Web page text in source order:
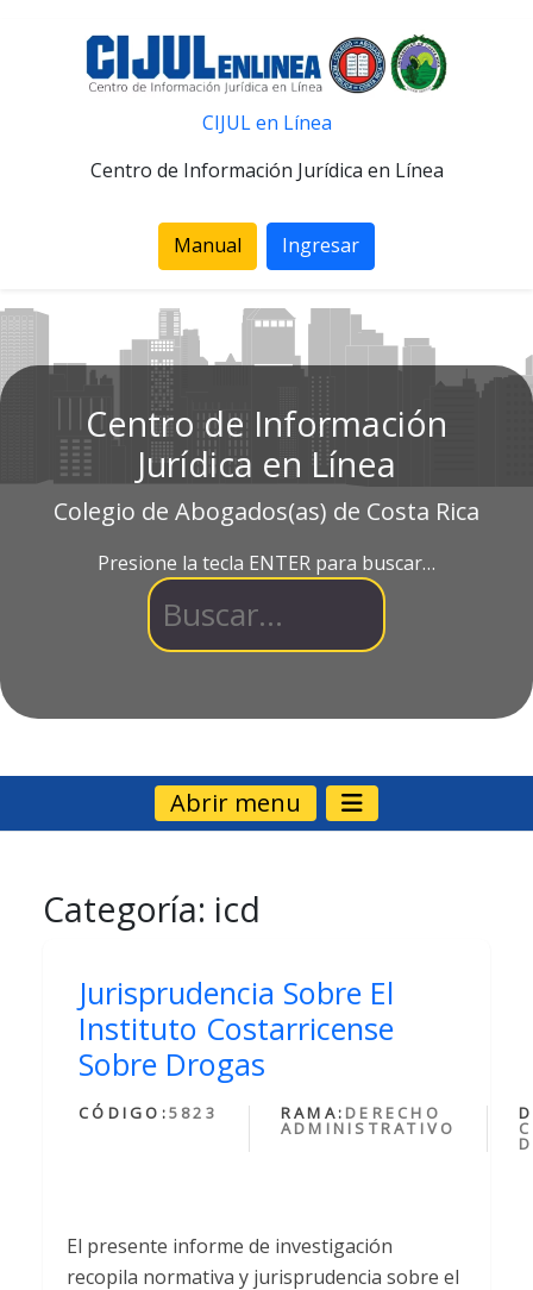
CIJUL en Línea
Centro de Información Jurídica en Línea
Manual Ingresar
Centro de Información
Jurídica en Línea
Colegio de Abogados(as) de Costa Rica
Presione la tecla ENTER para buscar…
Abrir menu
Categoría: icd
Jurisprudencia Sobre El
Instituto Costarricense
Sobre Drogas
CÓDIGO:5823 RAMA: DERECHO
ADMINISTRATIVO
El presente informe de investigación
recopila normativa y jurisprudencia sobre el